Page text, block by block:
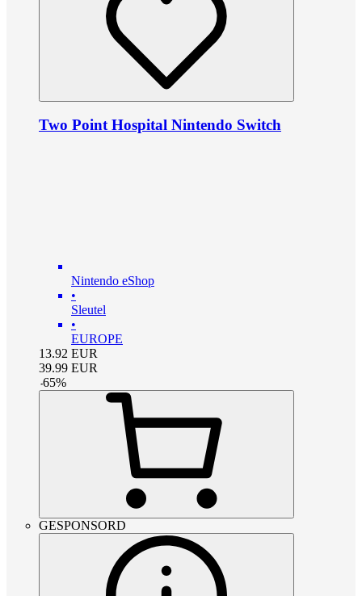
Two Point Hospital Nintendo Switch
Nintendo eShop
•
Sleutel
•
EUROPE
13.92 EUR
39.99 EUR
-65%
GESPONSORD